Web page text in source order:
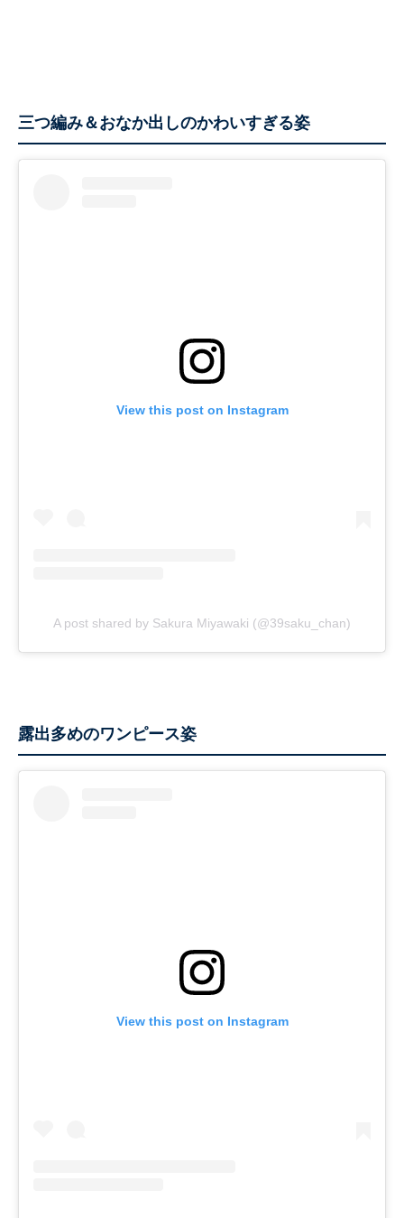
三つ編み＆おなか出しのかわいすぎる姿
View this post on Instagram
A post shared by Sakura Miyawaki (@39saku_chan)
露出多めのワンピース姿
View this post on Instagram